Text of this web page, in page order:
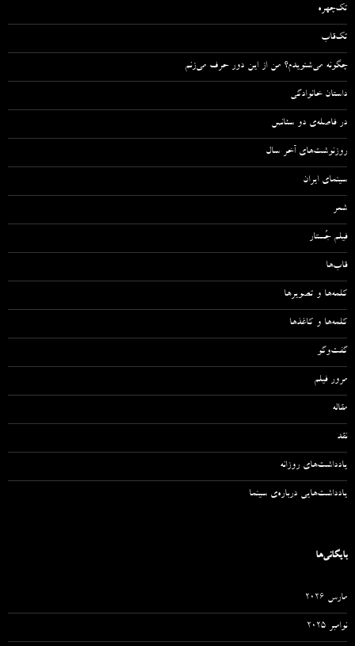
تک‌چهره
تک‌قاب
چگونه می‌شنویدم؟ من از این دور حرف می‌زنم
داستان خانوادگی
در فاصله‌ی دو سئانس
روزنوشت‌های آخر سال
سینمای ایران
شعر
فیلم جُستار
قاب‌ها
کلمه‌ها و تصویرها
کلمه‌ها و کاغذها
گفت‌وگو
مرور فیلم
مقاله‌
نقد
یادداشت‌های روزانه
یادداشت‌هایی درباره‌ی سینما
بایگانی‌ها
مارس 2026
نوامبر 2025